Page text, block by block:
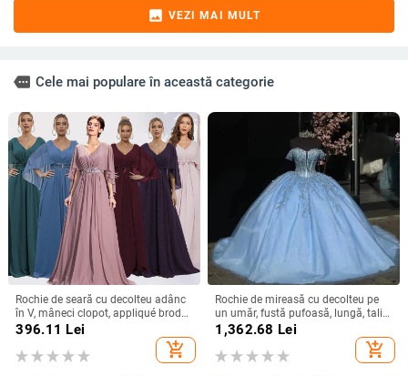
image VEZI MAI MULT
more Cele mai populare în această categorie
Rochie de seară cu decolteu adânc
în V, mâneci clopot, appliqué brodat
cu paiete, croială lungă A-line
396.11 Lei
add_shopping_cart
Rochie de mireasă cu decolteu pe
un umăr, fustă pufoasă, lungă, talie
înaltă, material poliester
1,362.68 Lei
add_shopping_cart